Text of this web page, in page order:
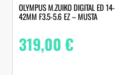
OLYMPUS M.ZUIKO DIGITAL ED 14-
42MM F3.5-5.6 EZ – MUSTA
319,00€